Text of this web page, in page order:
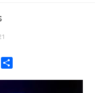
LinkedIn